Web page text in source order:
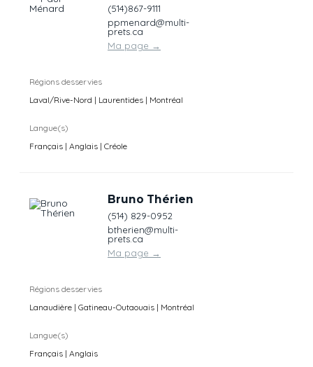
(514)867-9111
ppmenard@multi-
prets.ca
Ma page →
Régions desservies
Laval/Rive-Nord | Laurentides | Montréal
Langue(s)
Français | Anglais | Créole
Bruno Thérien
(514) 829-0952
btherien@multi-
prets.ca
Ma page →
Régions desservies
Lanaudière | Gatineau-Outaouais | Montréal
Langue(s)
Français | Anglais